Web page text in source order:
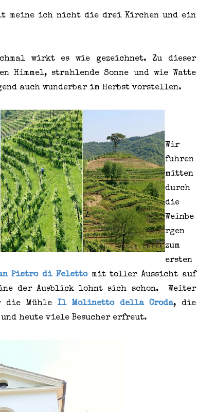
meine ich nicht die drei Kirchen und ein
wirkt es wie gezeichnet. Zu dieser
Himmel, strahlende Sonne und wie Watte
auch wunderbar im Herbst vorstellen.
Wir
fuhren
mitten
durch
die
Weinbe
rgen
zum
ersten
Pietro di Felettomit toller Aussicht auf
der Ausblick lohnt sich schon. Weiter
die Mühle Il Molinetto della Croda, die
heute viele Besucher erfreut.